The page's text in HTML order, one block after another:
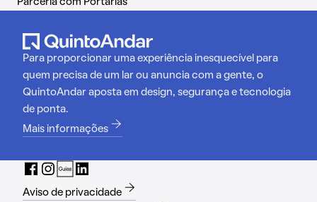
Para proporcionar uma experiência inesquecível para
quem precisa de um lar ou anuncia com a gente, o
QuintoAndar aposta em design, segurança e tecnologia
de ponta.
Mais informações
Aviso de privacidade